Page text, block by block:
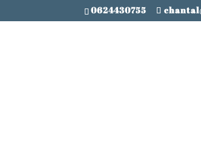
0624430755